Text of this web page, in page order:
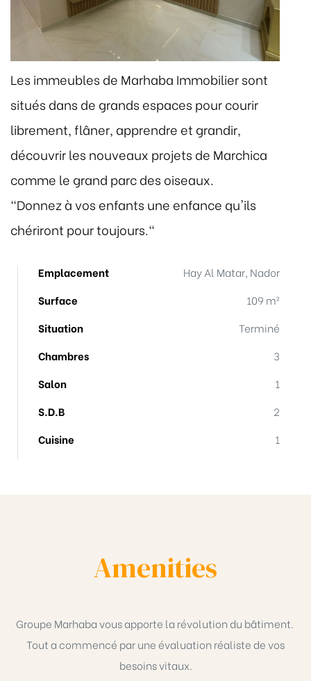
Les immeubles de Marhaba Immobilier sont
situés dans de grands espaces pour courir
librement, flâner, apprendre et grandir,
découvrir les nouveaux projets de Marchica
comme le grand parc des oiseaux.
"Donnez à vos enfants une enfance qu'ils
chériront pour toujours."
Emplacement
Hay Al Matar, Nador
Surface
109 m²
Situation
Terminé
Chambres
3
Salon
1
S.D.B
2
Cuisine
1
Amenities
Groupe Marhaba vous apporte la révolution du bâtiment.
Tout a commencé par une évaluation réaliste de vos
besoins vitaux.